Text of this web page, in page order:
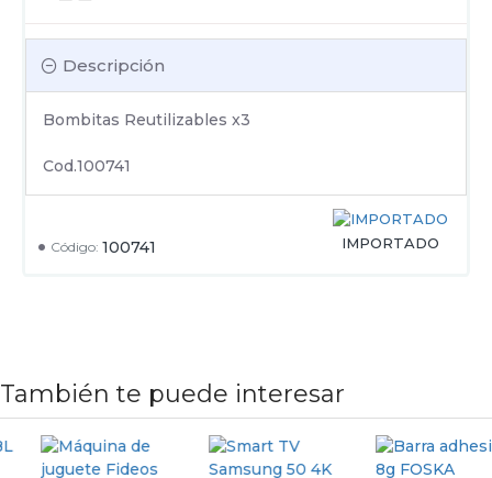
Código: 100741 IMPORTADO
Descripción
Bombitas Reutilizables x3
Cod.100741
También te puede interesar